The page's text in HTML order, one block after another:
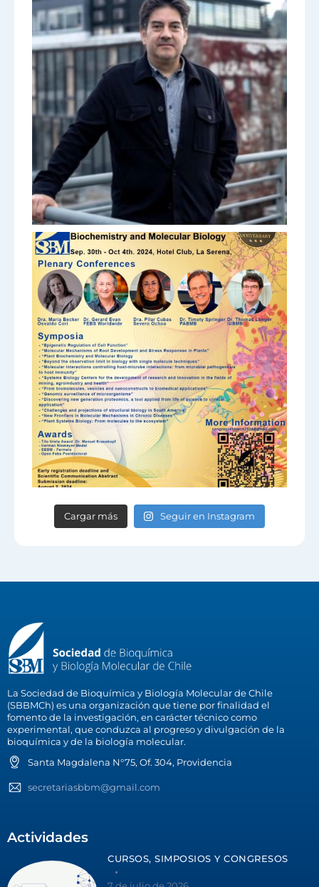
Cargar más Seguir en Instagram
La Sociedad de Bioquímica y Biología Molecular de Chile
(SBBMCh) es una organización que tiene por finalidad el
fomento de la investigación, en carácter técnico como
experimental, que conduzca al progreso y divulgación de la
bioquímica y de la biología molecular.
Santa Magdalena N°75, Of. 304, Providencia
secretariasbbm@gmail.com
Actividades
CURSOS, SIMPOSIOS Y CONGRESOS